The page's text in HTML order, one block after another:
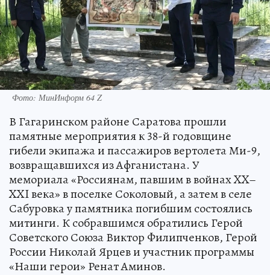
Фото: МинИнформ 64 Z
В Гагаринском районе Саратова прошли
памятные мероприятия к 38-й годовщине
гибели экипажа и пассажиров вертолета Ми-9,
возвращавшихся из Афганистана. У
мемориала «Россиянам, павшим в войнах XX–
XXI века» в поселке Соколовый, а затем в селе
Сабуровка у памятника погибшим состоялись
митинги. К собравшимся обратились Герой
Советского Союза Виктор Филипченков, Герой
России Николай Ярцев и участник программы
«Наши герои» Ренат Аминов.